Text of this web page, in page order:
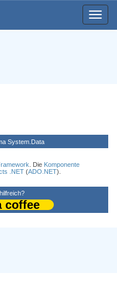
Toggle
System.Data
. Die Komponente
.NET (ADO.NET).
coffee